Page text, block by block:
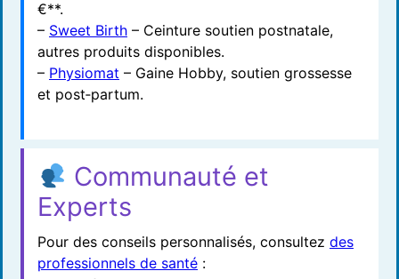
€**.
– Sweet Birth – Ceinture soutien postnatale,
autres produits disponibles.
– Physiomat – Gaine Hobby, soutien grossesse
et post‑partum.
Communauté et
Experts
Pour des conseils personnalisés, consultez des
professionnels de santé :